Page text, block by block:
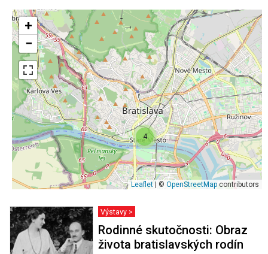
4
+
−
Leaflet | © OpenStreetMap contributors
Výstavy >
Rodinné skutočnosti: Obraz
života bratislavských rodín